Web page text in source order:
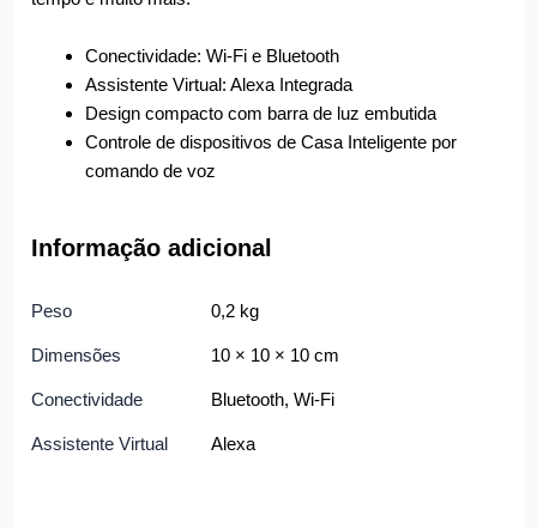
Conectividade: Wi-Fi e Bluetooth
Assistente Virtual: Alexa Integrada
Design compacto com barra de luz embutida
Controle de dispositivos de Casa Inteligente por
comando de voz
Informação adicional
Peso 0,2 kg
Dimensões 10 × 10 × 10 cm
Conectividade Bluetooth, Wi-Fi
Assistente Virtual Alexa